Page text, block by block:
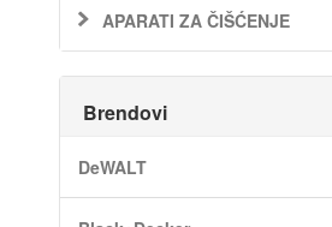
APARATI ZA ČIŠĆENJE
Brendovi
DeWALT